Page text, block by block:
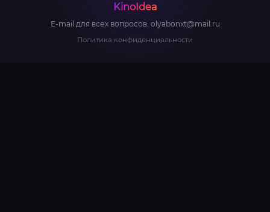
KinoIdea
E-mail для всех вопросов: olyabonxt@mail.ru
Политика конфиденциальности